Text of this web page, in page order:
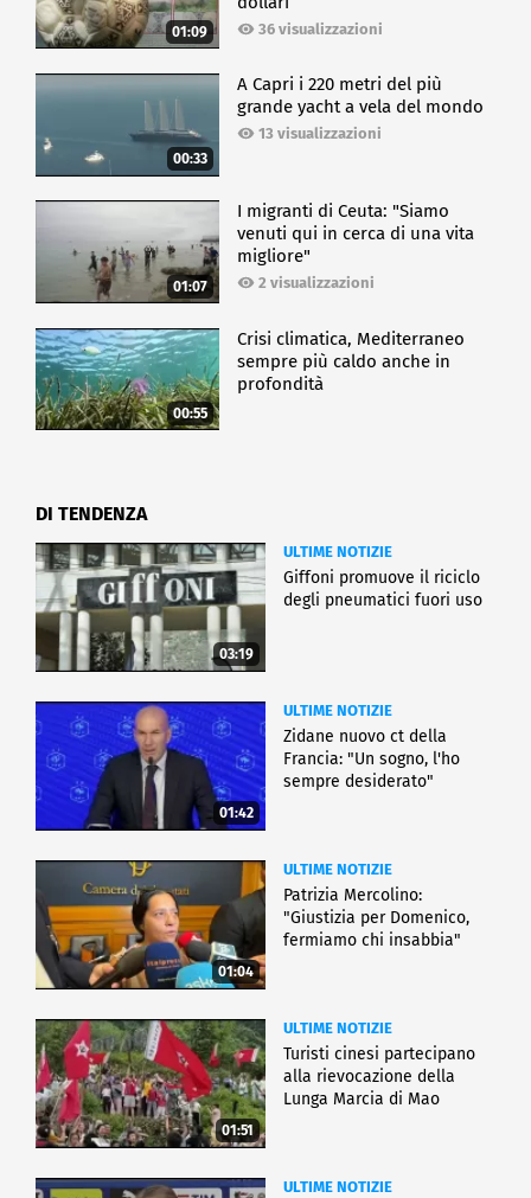
01:09 36 visualizzazioni
00:33
A Capri i 220 metri del più
grande yacht a vela del mondo
13 visualizzazioni
01:07
I migranti di Ceuta: "Siamo
venuti qui in cerca di una vita
migliore"
2 visualizzazioni
00:55
Crisi climatica, Mediterraneo
sempre più caldo anche in
profondità
DI TENDENZA
03:19
ULTIME NOTIZIE
Giffoni promuove il riciclo
degli pneumatici fuori uso
01:42
ULTIME NOTIZIE
Zidane nuovo ct della
Francia: "Un sogno, l'ho
sempre desiderato"
01:04
ULTIME NOTIZIE
Patrizia Mercolino:
"Giustizia per Domenico,
fermiamo chi insabbia"
01:51
ULTIME NOTIZIE
Turisti cinesi partecipano
alla rievocazione della
Lunga Marcia di Mao
ULTIME NOTIZIE